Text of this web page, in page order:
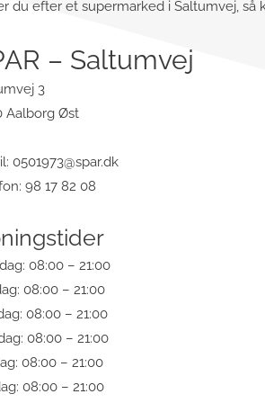
du efter et supermarked i Saltumvej, så
– Saltumvej
3
Aalborg Øst
0501973@spar.dk
98 17 82 08
08:00 – 21:00
08:00 – 21:00
08:00 – 21:00
08:00 – 21:00
08:00 – 21:00
08:00 – 21:00